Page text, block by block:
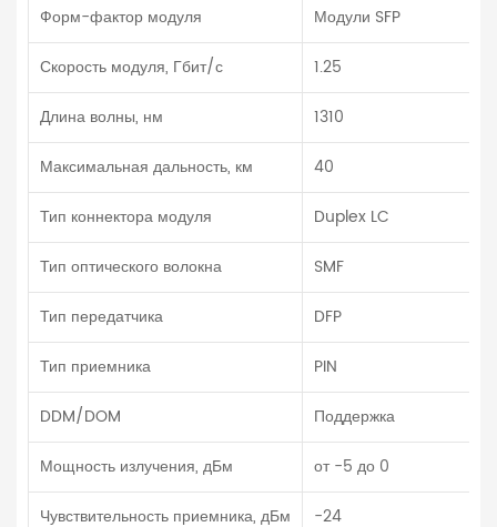
Форм-фактор модуля
Модули SFP
Скорость модуля, Гбит/с
1.25
Длина волны, нм
1310
Максимальная дальность, км
40
Тип коннектора модуля
Duplex LC
Тип оптического волокна
SMF
Тип передатчика
DFP
Тип приемника
PIN
DDM/DOM
Поддержка
Мощность излучения, дБм
от -5 до 0
Чувствительность приемника, дБм
-24